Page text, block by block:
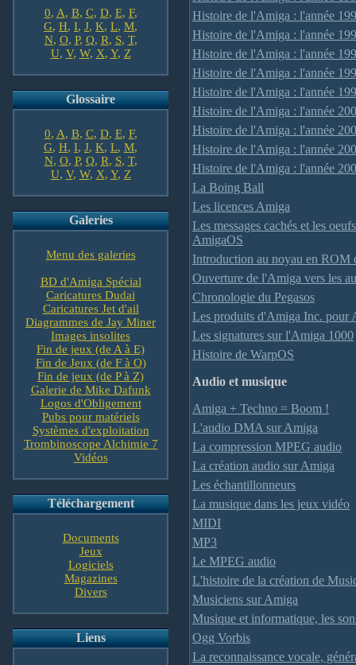
0, A, B, C, D, E, F,
G, H, I, J, K, L, M,
N, O, P, Q, R, S, T,
U, V, W, X, Y, Z
Glossaire
0, A, B, C, D, E, F,
G, H, I, J, K, L, M,
N, O, P, Q, R, S, T,
U, V, W, X, Y, Z
Galeries
Menu des galeries
BD d'Amiga Spécial
Caricatures Dudai
Caricatures Jet d'ail
Diagrammes de Jay Miner
Images insolites
Fin de jeux (de A à E)
Fin de Jeux (de F à O)
Fin de jeux (de P à Z)
Galerie de Mike Dafunk
Logos d'Obligement
Pubs pour matériels
Systèmes d'exploitation
Trombinoscope Alchimie 7
Vidéos
Téléchargement
Documents
Jeux
Logiciels
Magazines
Divers
Liens
Histoire de l'Amiga : l'année
Histoire de l'Amiga : l'année
Histoire de l'Amiga : l'année
Histoire de l'Amiga : l'année
Histoire de l'Amiga : l'année
Histoire de l'Amiga : l'année
Histoire de l'Amiga : l'année
Histoire de l'Amiga : l'année
Histoire de l'Amiga : l'année
La Boing Ball
Les licences Amiga
Les messages cachés et les
AmigaOS
Introduction au noyau en ROM
Ouverture de l'Amiga vers les
Chronologie du Pegasos
Les produits d'Amiga Inc. pour
Les signatures sur l'Amiga 1000
Histoire de WarpOS
Audio et musique
Amiga + Techno = Boom !
L'audio DMA sur Amiga
La compression MPEG audio
La création audio sur Amiga
Les échantillonneurs
La musique dans les jeux vidéo
MIDI
MP3
Le MPEG audio
L'histoire de la création de
Musiciens sur Amiga
Musique et informatique, les
Ogg Vorbis
La reconnaissance vocale,